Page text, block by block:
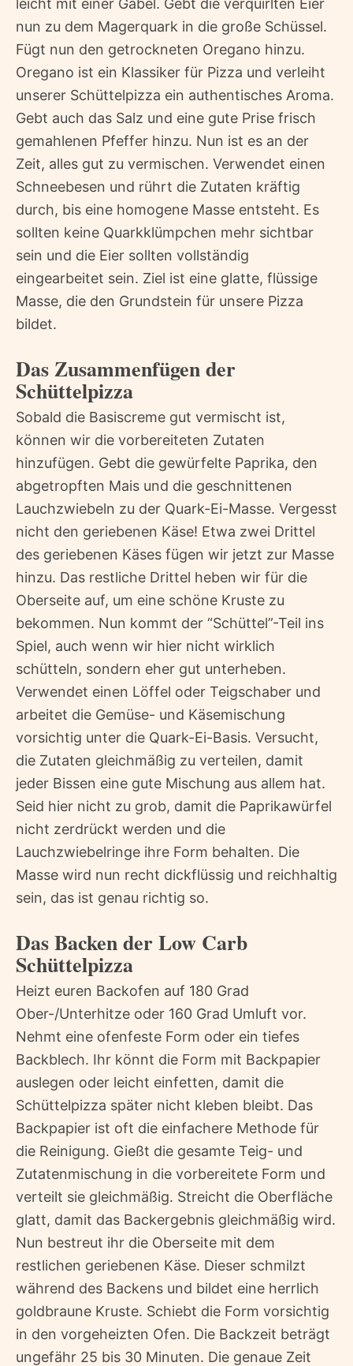
nun zu dem Magerquark in die große Schüssel.
Fügt nun den getrockneten Oregano hinzu.
Oregano ist ein Klassiker für Pizza und verleiht
unserer Schüttelpizza ein authentisches Aroma.
Gebt auch das Salz und eine gute Prise frisch
gemahlenen Pfeffer hinzu. Nun ist es an der
Zeit, alles gut zu vermischen. Verwendet einen
Schneebesen und rührt die Zutaten kräftig
durch, bis eine homogene Masse entsteht. Es
sollten keine Quarkklümpchen mehr sichtbar
sein und die Eier sollten vollständig
eingearbeitet sein. Ziel ist eine glatte, flüssige
Masse, die den Grundstein für unsere Pizza
bildet.
Das Zusammenfügen der
Schüttelpizza
Sobald die Basiscreme gut vermischt ist,
können wir die vorbereiteten Zutaten
hinzufügen. Gebt die gewürfelte Paprika, den
abgetropften Mais und die geschnittenen
Lauchzwiebeln zu der Quark-Ei-Masse. Vergesst
nicht den geriebenen Käse! Etwa zwei Drittel
des geriebenen Käses fügen wir jetzt zur Masse
hinzu. Das restliche Drittel heben wir für die
Oberseite auf, um eine schöne Kruste zu
bekommen. Nun kommt der “Schüttel”-Teil ins
Spiel, auch wenn wir hier nicht wirklich
schütteln, sondern eher gut unterheben.
Verwendet einen Löffel oder Teigschaber und
arbeitet die Gemüse- und Käsemischung
vorsichtig unter die Quark-Ei-Basis. Versucht,
die Zutaten gleichmäßig zu verteilen, damit
jeder Bissen eine gute Mischung aus allem hat.
Seid hier nicht zu grob, damit die Paprikawürfel
nicht zerdrückt werden und die
Lauchzwiebelringe ihre Form behalten. Die
Masse wird nun recht dickflüssig und reichhaltig
sein, das ist genau richtig so.
Das Backen der Low Carb
Schüttelpizza
Heizt euren Backofen auf 180 Grad
Ober-/Unterhitze oder 160 Grad Umluft vor.
Nehmt eine ofenfeste Form oder ein tiefes
Backblech. Ihr könnt die Form mit Backpapier
auslegen oder leicht einfetten, damit die
Schüttelpizza später nicht kleben bleibt. Das
Backpapier ist oft die einfachere Methode für
die Reinigung. Gießt die gesamte Teig- und
Zutatenmischung in die vorbereitete Form und
verteilt sie gleichmäßig. Streicht die Oberfläche
glatt, damit das Backergebnis gleichmäßig wird.
Nun bestreut ihr die Oberseite mit dem
restlichen geriebenen Käse. Dieser schmilzt
während des Backens und bildet eine herrlich
goldbraune Kruste. Schiebt die Form vorsichtig
in den vorgeheizten Ofen. Die Backzeit beträgt
ungefähr 25 bis 30 Minuten. Die genaue Zeit